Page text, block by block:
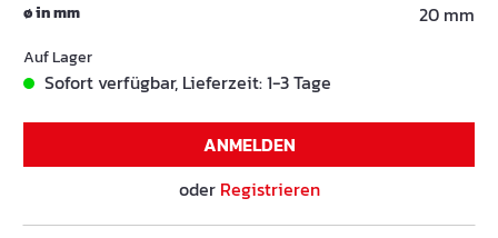
ø in mm 20 mm
Auf Lager
Sofort verfügbar, Lieferzeit: 1-3 Tage
ANMELDEN
oder Registrieren